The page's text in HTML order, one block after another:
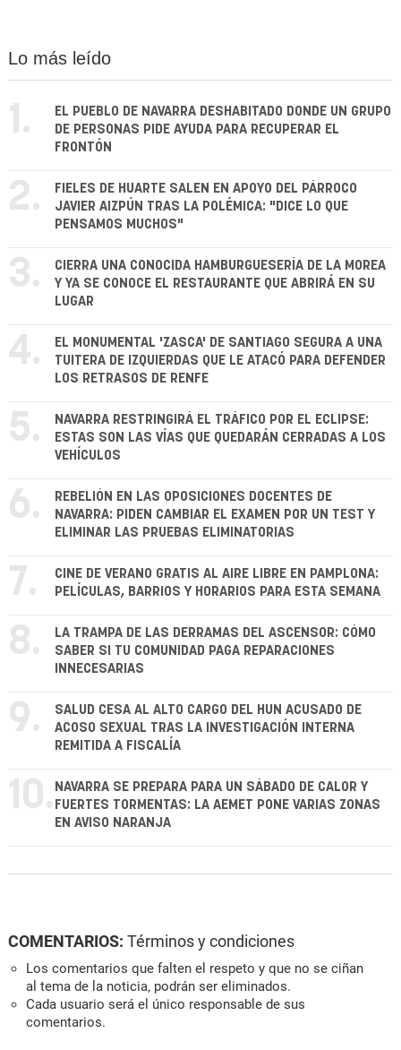
Lo más leído
1.
EL PUEBLO DE NAVARRA DESHABITADO DONDE UN GRUPO
DE PERSONAS PIDE AYUDA PARA RECUPERAR EL
FRONTÓN
2.
FIELES DE HUARTE SALEN EN APOYO DEL PÁRROCO
JAVIER AIZPÚN TRAS LA POLÉMICA: "DICE LO QUE
PENSAMOS MUCHOS"
3.
CIERRA UNA CONOCIDA HAMBURGUESERÍA DE LA MOREA
Y YA SE CONOCE EL RESTAURANTE QUE ABRIRÁ EN SU
LUGAR
4.
EL MONUMENTAL 'ZASCA' DE SANTIAGO SEGURA A UNA
TUITERA DE IZQUIERDAS QUE LE ATACÓ PARA DEFENDER
LOS RETRASOS DE RENFE
5.
NAVARRA RESTRINGIRÁ EL TRÁFICO POR EL ECLIPSE:
ESTAS SON LAS VÍAS QUE QUEDARÁN CERRADAS A LOS
VEHÍCULOS
6.
REBELIÓN EN LAS OPOSICIONES DOCENTES DE
NAVARRA: PIDEN CAMBIAR EL EXAMEN POR UN TEST Y
ELIMINAR LAS PRUEBAS ELIMINATORIAS
7.
CINE DE VERANO GRATIS AL AIRE LIBRE EN PAMPLONA:
PELÍCULAS, BARRIOS Y HORARIOS PARA ESTA SEMANA
8.
LA TRAMPA DE LAS DERRAMAS DEL ASCENSOR: CÓMO
SABER SI TU COMUNIDAD PAGA REPARACIONES
INNECESARIAS
9.
SALUD CESA AL ALTO CARGO DEL HUN ACUSADO DE
ACOSO SEXUAL TRAS LA INVESTIGACIÓN INTERNA
REMITIDA A FISCALÍA
10. NAVARRA SE PREPARA PARA UN SÁBADO DE CALOR Y
FUERTES TORMENTAS: LA AEMET PONE VARIAS ZONAS
EN AVISO NARANJA
COMENTARIOS: Términos y condiciones
Los comentarios que falten el respeto y que no se ciñan
al tema de la noticia, podrán ser eliminados.
Cada usuario será el único responsable de sus
comentarios.